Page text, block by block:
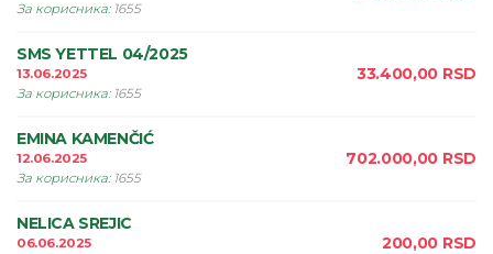
За корисника: 1655
SMS YETTEL 04/2025
13.06.2025
За корисника: 1655
33.400,00 RSD
EMINA KAMENČIĆ
12.06.2025
За корисника: 1655
702.000,00 RSD
NELICA SREJIC
06.06.2025
200,00 RSD